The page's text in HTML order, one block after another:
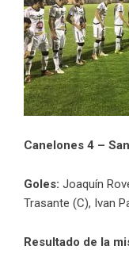
Canelones 4 –
Goles: Joaquín
Trasante (C), Ivan
Resultado de la